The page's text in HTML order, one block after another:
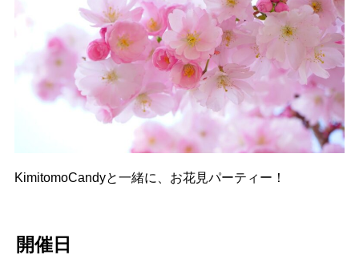
KimitomoCandyと一緒に、お花見パーティー！
開催日